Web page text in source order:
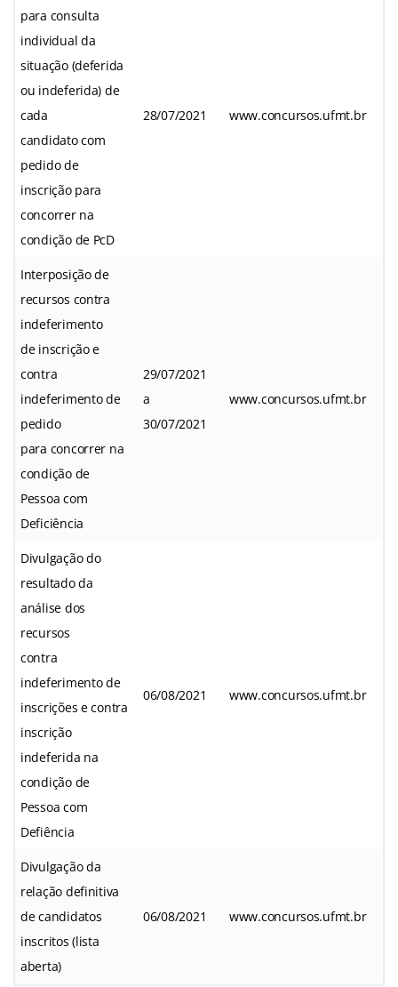
para consulta
individual da
situação (deferida
ou indeferida) de
cada
candidato com
pedido de
inscrição para
concorrer na
condição de PcD
28/07/2021 www.concursos.ufmt.br
Interposição de
recursos contra
indeferimento
de inscrição e
contra
indeferimento de
pedido
para concorrer na
condição de
Pessoa com
Deficiência
29/07/2021
a
30/07/2021
www.concursos.ufmt.br
Divulgação do
resultado da
análise dos
recursos
contra
indeferimento de
inscrições e contra
inscrição
indeferida na
condição de
Pessoa com
Defiência
06/08/2021 www.concursos.ufmt.br
Divulgação da
relação definitiva
de candidatos
inscritos (lista
aberta)
06/08/2021 www.concursos.ufmt.br